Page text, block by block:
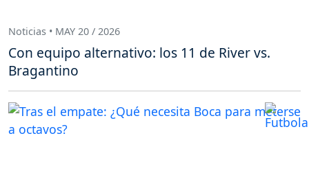
Noticias • MAY 20 / 2026
Con equipo alternativo: los 11 de River vs.
Bragantino